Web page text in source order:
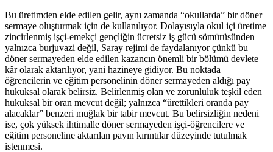
Bu üretimden elde edilen gelir, aynı zamanda “okullarda” bir döner
sermaye oluşturmak için de kullanılıyor. Dolayısıyla okul içi üretime
zincirlenmiş işçi-emekçi gençliğin ücretsiz iş gücü sömürüsünden
yalnızca burjuvazi değil, Saray rejimi de faydalanıyor çünkü bu
döner sermayeden elde edilen kazancın önemli bir bölümü devlete
kâr olarak aktarılıyor, yani hazineye gidiyor. Bu noktada
öğrencilerin ve eğitim personelinin döner sermayeden aldığı pay
hukuksal olarak belirsiz. Belirlenmiş olan ve zorunluluk teşkil eden
hukuksal bir oran mevcut değil; yalnızca “ürettikleri oranda pay
alacaklar” benzeri muğlak bir tabir mevcut. Bu belirsizliğin nedeni
ise, çok yüksek ihtimalle döner sermayeden işçi-öğrencilere ve
eğitim personeline aktarılan payın kırıntılar düzeyinde tutulmak
istenmesi.